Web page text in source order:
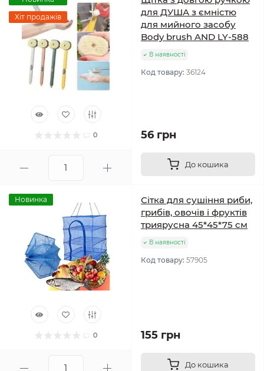
Хіт продажів
0
для ДУША з ємністю
для мийного засобу
Body brush AND LY-588
В наявності
Код товару: 36124
56 грн
До кошика
Новинка
0
Сітка для сушіння риби,
грибів, овочів і фруктів
триярусна 45*45*75 см
В наявності
Код товару: 57905
155 грн
До кошика